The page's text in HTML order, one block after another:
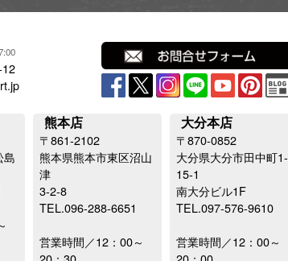
島
熊本店
〒861-2102
熊本県熊本市東区沼山
津
3-2-8
TEL.096-288-6651
営業時間／12：00～
大分本店
〒870-0852
大分県大分市田中町1-
15-1
南大分ビル1F
TEL.097-576-9610
営業時間／12：00～